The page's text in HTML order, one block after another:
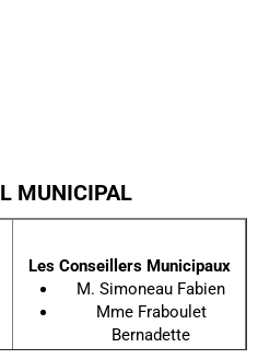
MUNICIPAL
Les Conseillers Municipaux
M. Simoneau Fabien
Mme Fraboulet
Bernadette